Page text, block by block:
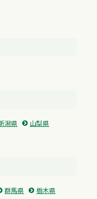
潟県
山梨県
群馬県
栃木県